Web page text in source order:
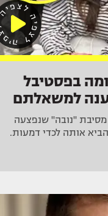
בפסטיבל
למשאלתם
"נובה" שנפצעה
אותה לכדי דמעות.